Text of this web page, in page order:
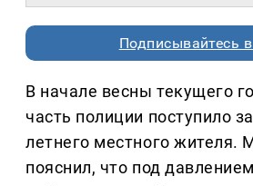
Подписывайтесь
В начале весны текущего
часть полиции поступило
летнего местного жителя.
пояснил, что под